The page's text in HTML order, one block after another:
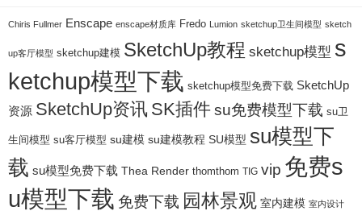
Chiris Fullmer Enscape enscape材质库 Fredo Lumion sketchup卫生间模型 sketch
up客厅模型 sketchup建模 SketchUp教程 sketchup模型 s
ketchup模型下载 sketchup模型免费下载 SketchUp
资源 SketchUp资讯 SK插件su免费模型下载 su卫
生间模型 su客厅模型 su建模 su建模教程 SU模型 su模型下
载 su模型免费下载 Thea Render thomthom TIG vip 免费s
u模型下载 免费下载 园林景观 室内建模 室内设计